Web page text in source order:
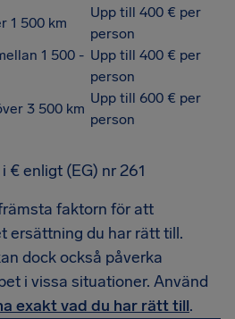
1 500 km
Upp till 400 € per
person
1 500 - Upp till 400 € per
person
3 500 km
Upp till 600 € per
person
€ enligt (EG) nr 261
faktorn för att
ersättning du har rätt till.
dock också påverka
i vissa situationer. Använd
exakt vad du har rätt till.